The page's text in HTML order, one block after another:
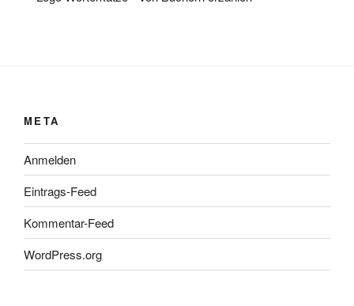
META
Anmelden
Eintrags-Feed
Kommentar-Feed
WordPress.org